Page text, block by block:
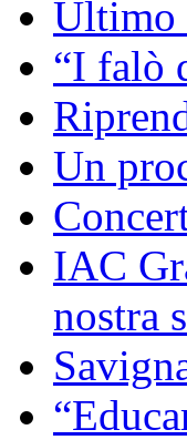
Ultimo
“I falò
Un
IAC
nostra